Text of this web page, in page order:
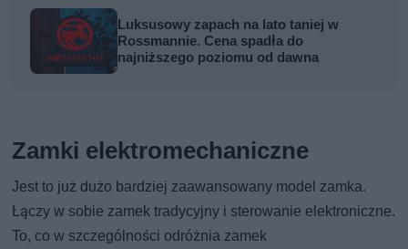
Luksusowy zapach na lato taniej w
Rossmannie. Cena spadła do
najniższego poziomu od dawna
Zamki elektromechaniczne
Jest to już dużo bardziej zaawansowany model zamka.
Łączy w sobie zamek tradycyjny i sterowanie elektroniczne.
To, co w szczególności odróżnia zamek